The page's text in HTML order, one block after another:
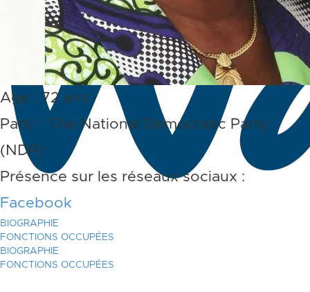
Age : 72 ans
Parti : The National Democratic Party
(NDP)
Présence sur les réseaux sociaux :
Facebook
BIOGRAPHIE
FONCTIONS OCCUPÉES
BIOGRAPHIE
FONCTIONS OCCUPÉES